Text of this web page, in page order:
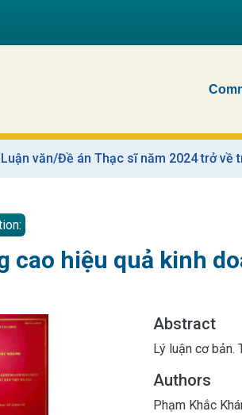
Luận văn/Đề án Thạc sĩ năm 2024 trở về
cao hiệu quả kinh
Abstract
Lý luận cơ bản.
Authors
Phạm Khắc